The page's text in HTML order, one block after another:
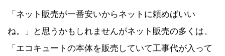
「ネット販売が一番安いからネットに頼めばいい
ね。」と思うかもしれませんがネット販売の多くは、
「エコキュートの本体を販売していて工事代が入って